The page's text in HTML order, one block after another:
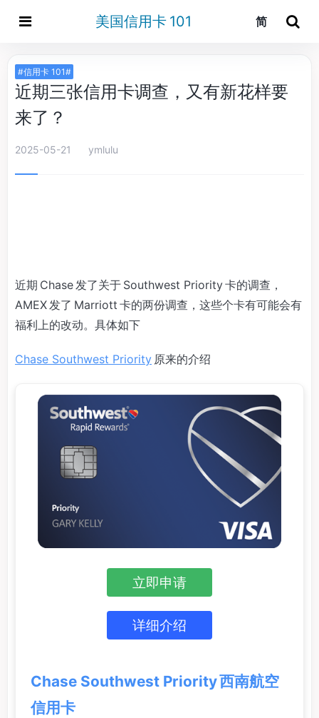
美国信用卡 101 简
#信用卡 101#
近期三张信用卡调查，又有新花样要
来了？
2025-05-21 ymlulu
近期 Chase 发了关于 Southwest Priority 卡的调查，
AMEX 发了 Marriott 卡的两份调查，这些个卡有可能会有
福利上的改动。具体如下
Chase Southwest Priority 原来的介绍
立即申请
详细介绍
Chase Southwest Priority 西南航空
信用卡